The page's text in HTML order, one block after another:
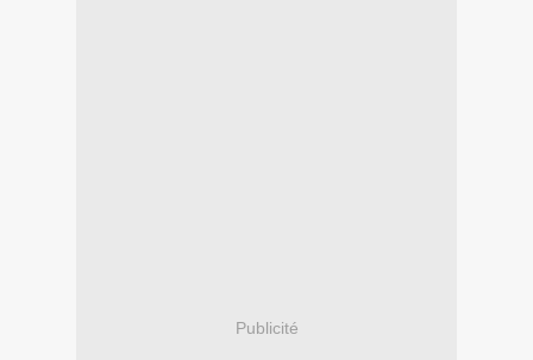
Publicité